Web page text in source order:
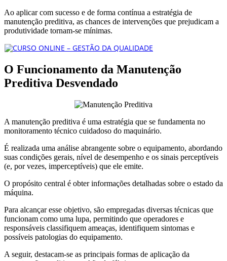
Ao aplicar com sucesso e de forma contínua a estratégia de
manutenção preditiva, as chances de intervenções que prejudicam a
produtividade tornam-se mínimas.
O Funcionamento da Manutenção
Preditiva Desvendado
A manutenção preditiva é uma estratégia que se fundamenta no
monitoramento técnico cuidadoso do maquinário.
É realizada uma análise abrangente sobre o equipamento, abordando
suas condições gerais, nível de desempenho e os sinais perceptíveis
(e, por vezes, imperceptíveis) que ele emite.
O propósito central é obter informações detalhadas sobre o estado da
máquina.
Para alcançar esse objetivo, são empregadas diversas técnicas que
funcionam como uma lupa, permitindo que operadores e
responsáveis classifiquem ameaças, identifiquem sintomas e
possíveis patologias do equipamento.
A seguir, destacam-se as principais formas de aplicação da